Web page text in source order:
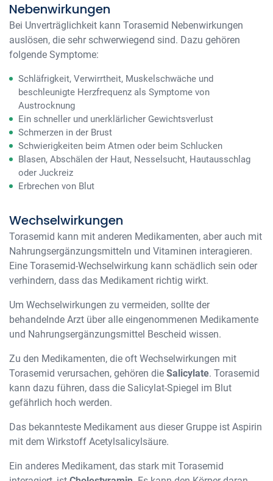
Nebenwirkungen
Bei Unverträglichkeit kann Torasemid Nebenwirkungen
auslösen, die sehr schwerwiegend sind. Dazu gehören
folgende Symptome:
Schläfrigkeit, Verwirrtheit, Muskelschwäche und
beschleunigte Herzfrequenz als Symptome von
Austrocknung
Ein schneller und unerklärlicher Gewichtsverlust
Schmerzen in der Brust
Schwierigkeiten beim Atmen oder beim Schlucken
Blasen, Abschälen der Haut, Nesselsucht, Hautausschlag
oder Juckreiz
Erbrechen von Blut
Wechselwirkungen
Torasemid kann mit anderen Medikamenten, aber auch mit
Nahrungsergänzungsmitteln und Vitaminen interagieren.
Eine Torasemid-Wechselwirkung kann schädlich sein oder
verhindern, dass das Medikament richtig wirkt.
Um Wechselwirkungen zu vermeiden, sollte der
behandelnde Arzt über alle eingenommenen Medikamente
und Nahrungsergänzungsmittel Bescheid wissen.
Zu den Medikamenten, die oft Wechselwirkungen mit
Torasemid verursachen, gehören die Salicylate. Torasemid
kann dazu führen, dass die Salicylat-Spiegel im Blut
gefährlich hoch werden.
Das bekannteste Medikament aus dieser Gruppe ist Aspirin
mit dem Wirkstoff Acetylsalicylsäure.
Ein anderes Medikament, das stark mit Torasemid